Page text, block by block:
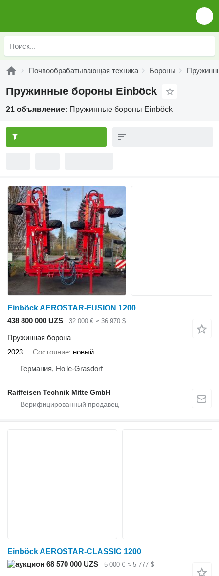
Почвообрабатывающая техника Бороны
Пружинные бороны Einböck
21 объявление: Пружинные бороны Einböck
Einböck AEROSTAR-FUSION 1200
438 800 000 UZS
32 000 € ≈ 36 970 $
Пружинная борона
2023
Состояние новый
Германия, Holle-Grasdorf
Raiffeisen Technik Mitte GmbH
Einböck AEROSTAR-CLASSIC 1200
68 570 000 UZS
5 000 € ≈ 5 777 $